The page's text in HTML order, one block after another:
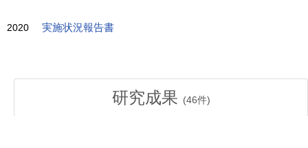
2020 実施状況報告書
研究成果 (46件)